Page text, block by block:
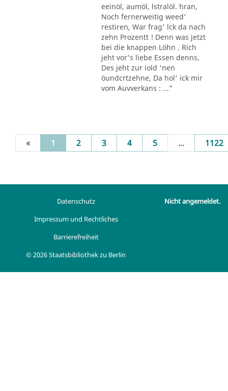
eeinöl, aumöl, lstralöl. hran,
Noch fernerweitig weed'
restiren, War frag' lck da nach
zehn Prozentt ! Denn was jetzt
bei die knappen Löhn . Rich
jeht vor's liebe Essen denns,
Des jeht zur iold 'nen
öundcrtzehne, Da hol' ick mir
vom Auvverkans : ..."
« 1 (current)
2 3 4 5 ... 1122
Datenschutz
Impressum und Rechtliches
Barrierefreiheit
© 2026 Staatsbibliothek zu Berlin
Nicht angemeldet.